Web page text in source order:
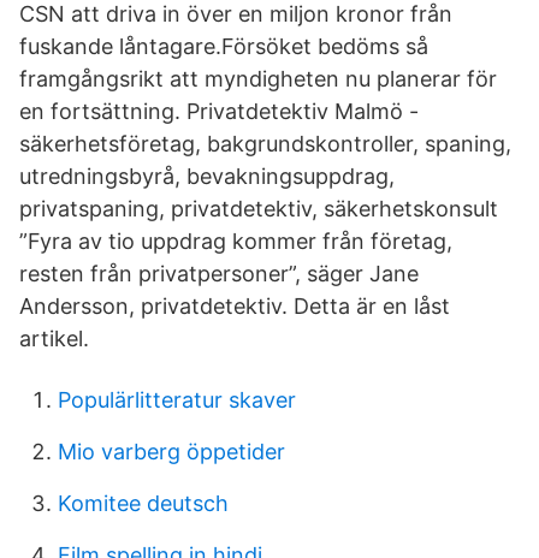
CSN att driva in över en miljon kronor från
fuskande låntagare.Försöket bedöms så
framgångsrikt att myndigheten nu planerar för
en fortsättning. Privatdetektiv Malmö -
säkerhetsföretag, bakgrundskontroller, spaning,
utredningsbyrå, bevakningsuppdrag,
privatspaning, privatdetektiv, säkerhetskonsult
”Fyra av tio uppdrag kommer från företag,
resten från privatpersoner”, säger Jane
Andersson, privatdetektiv. Detta är en låst
artikel.
Populärlitteratur skaver
Mio varberg öppetider
Komitee deutsch